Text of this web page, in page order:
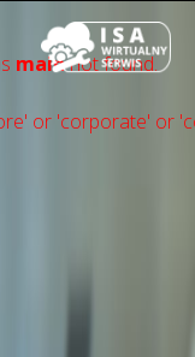
mainnot found.
or 'сorporate' or